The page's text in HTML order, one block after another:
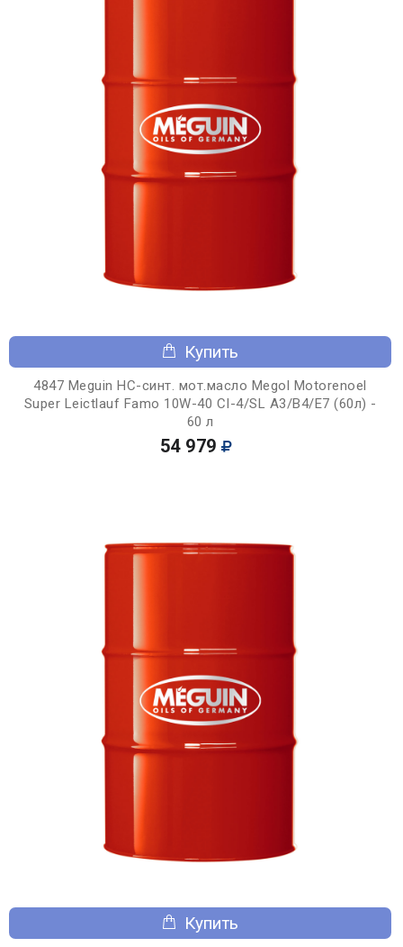
Купить
4847 Meguin НС-синт. мот.масло Megol Motorenoel
Super Leictlauf Famo 10W-40 CI-4/SL A3/B4/E7 (60л) -
60 л
54 979
Купить